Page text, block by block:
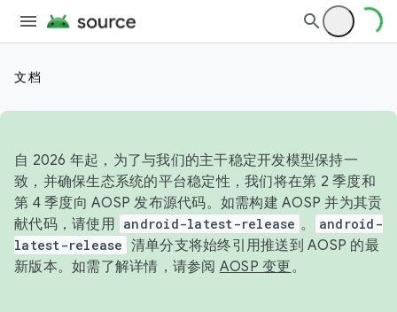
文档
自 2026 年起，为了与我们的主干稳定开发模型保持一
致，并确保生态系统的平台稳定性，我们将在第 2 季度和
第 4 季度向 AOSP 发布源代码。如需构建 AOSP 并为其贡
献代码，请使用 android-latest-release 。
android-
latest-release 清单分支将始终引用推送到 AOSP 的最
新版本。如需了解详情，请参阅 AOSP 变更。